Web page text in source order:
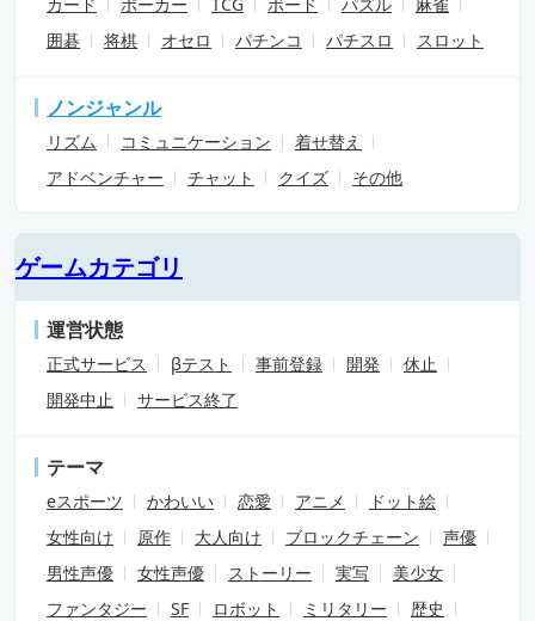
囲碁
将棋 オセロ パチンコ パチスロ スロット
ノンジャンル
リズム コミュニケーション
着せ替え
アドベンチャー
チャット クイズ その他
ゲームカテゴリ
運営状態
正式サービス βテスト 事前登録 開発
休止
開発中止
サービス終了
テーマ
eスポーツ かわいい 恋愛 アニメ
ドット絵
女性向け
原作 大人向け ブロックチェーン
声優
男性声優
女性声優 ストーリー 実写
美少女
ファンタジー
SF ロボット ミリタリー
歴史